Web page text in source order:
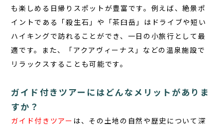
も楽しめる日帰りスポットが豊富です。例えば、絶景ポ
イントである「殺生石」や「茶臼岳」はドライブや短い
ハイキングで訪れることができ、一日の小旅行として最
適です。また、「アクアヴィーナス」などの温泉施設で
リラックスすることも可能です。
ガイド付きツアーにはどんなメリットがありま
すか？
ガイド付きツアー は、その土地の自然や歴史について深